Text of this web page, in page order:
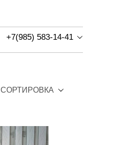
+7(985) 583-14-41
СОРТИРОВКА